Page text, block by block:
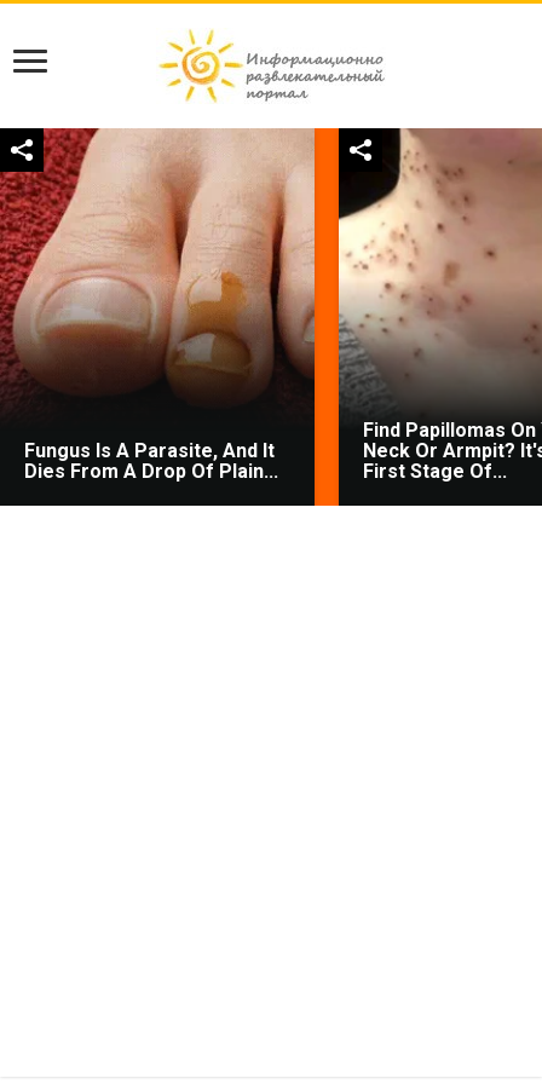
Fungus Is A Parasite, And It
Dies From A Drop Of Plain...
Find Papillomas On
Neck Or Armpit?
First Stage Of...